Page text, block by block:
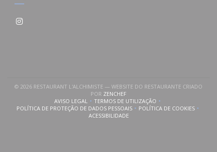
Instagram ((abre numa nova janela))
© 2026 RESTAURANT L'ALCHIMISTE — WEBSITE DO RESTAURANTE CRIADO
POR ZENCHEF((ABRE NUMA NOVA JANELA))
AVISO LEGAL((ABRE NUMA NOVA JANELA))
TERMOS DE UTILIZAÇÃO((ABRE NUMA NOVA JANELA))
POLÍTICA DE PROTEÇÃO DE DADOS PESSOAIS
((ABRE NUMA NOVA JANELA))POLÍTICA DE COOKIES
((ABRE NUMA
ACESSIBILIDADE((ABRE NUMA NOVA JANELA))